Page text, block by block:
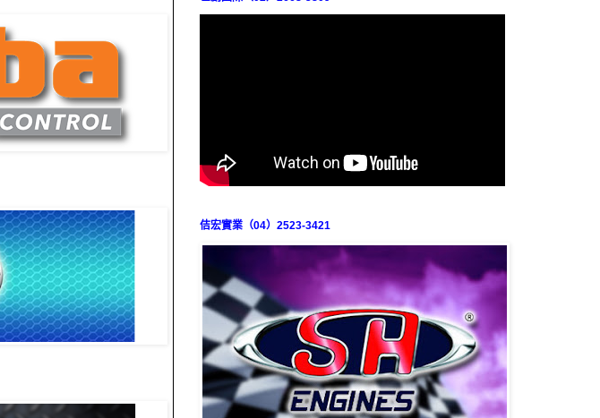
佶宏實業（04）2523-3421